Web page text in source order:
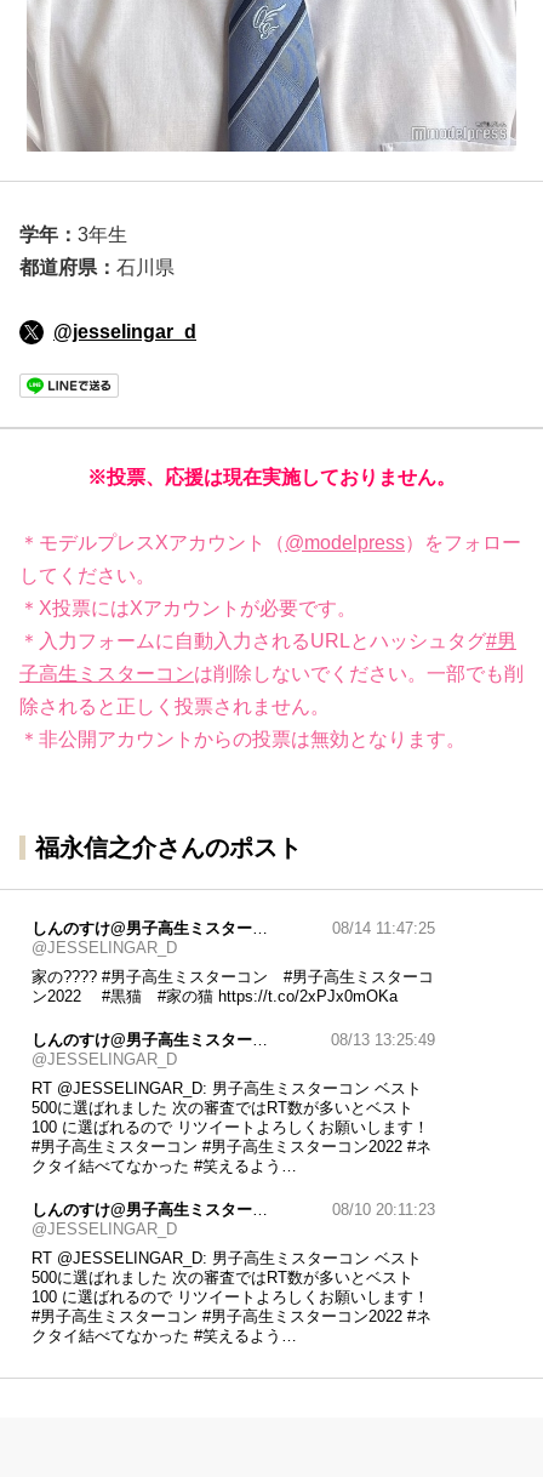
学年： 3年生
都道府県： 石川県
@jesselingar_d
※投票、応援は現在実施しておりません。
＊モデルプレスXアカウント（@modelpress）をフォロー
してください。
＊X投票にはXアカウントが必要です。
＊入力フォームに自動入力されるURLとハッシュタグ#男
子高生ミスターコンは削除しないでください。一部でも削
除されると正しく投票されません。
＊非公開アカウントからの投票は無効となります。
福永信之介さんのポスト
しんのすけ@男子高生ミスターコン
@JESSELINGAR_D
08/14 11:47:25
家の???? #男子高生ミスターコン #男子高生ミスターコ
ン2022
#黒猫 #家の猫 https://t.co/2xPJx0mOKa
しんのすけ@男子高生ミスターコン
@JESSELINGAR_D
08/13 13:25:49
RT @JESSELINGAR_D: 男子高生ミスターコン ベスト
500に選ばれました 次の審査ではRT数が多いとベスト
100 に選ばれるので リツイートよろしくお願いします！
#男子高生ミスターコン #男子高生ミスターコン2022 #ネ
クタイ結べてなかった #笑えるよう…
しんのすけ@男子高生ミスターコン
@JESSELINGAR_D
08/10 20:11:23
RT @JESSELINGAR_D: 男子高生ミスターコン ベスト
500に選ばれました 次の審査ではRT数が多いとベスト
100 に選ばれるので リツイートよろしくお願いします！
#男子高生ミスターコン #男子高生ミスターコン2022 #ネ
クタイ結べてなかった #笑えるよう…
しんのすけ@男子高生ミスターコン
08/10 09:45:31